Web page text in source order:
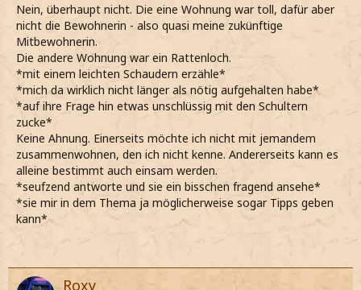
Nein, überhaupt nicht. Die eine Wohnung war toll, dafür aber
nicht die Bewohnerin - also quasi meine zukünftige
Mitbewohnerin.
Die andere Wohnung war ein Rattenloch.
*mit einem leichten Schaudern erzähle*
*mich da wirklich nicht länger als nötig aufgehalten habe*
*auf ihre Frage hin etwas unschlüssig mit den Schultern
zucke*
Keine Ahnung. Einerseits möchte ich nicht mit jemandem
zusammenwohnen, den ich nicht kenne. Andererseits kann es
alleine bestimmt auch einsam werden.
*seufzend antworte und sie ein bisschen fragend ansehe*
*sie mir in dem Thema ja möglicherweise sogar Tipps geben
kann*
Roxy